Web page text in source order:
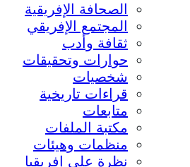
الصحافة الإفريقية
المجتمع الإفريقي
ثقافة وأدب
حوارات وتحقيقات
شخصيات
قراءات تاريخية
متابعات
مكتبة الملفات
منظمات وهيئات
نظرة على إفريقيا